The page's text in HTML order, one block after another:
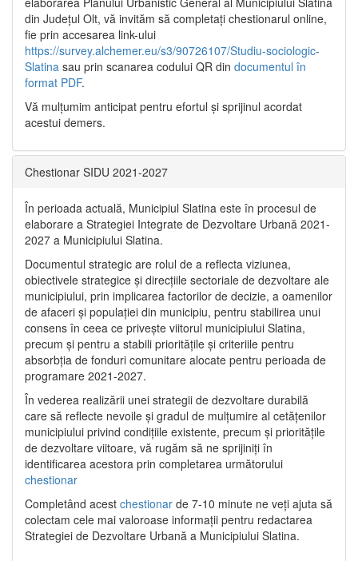
din Județul Olt, vă invităm să completați chestionarul online,
fie prin accesarea link-ului
https://survey.alchemer.eu/s3/90726107/Studiu-sociologic-
Slatina sau prin scanarea codului QR din documentul în
format PDF.
Vă mulţumim anticipat pentru efortul şi sprijinul acordat
acestui demers.
Chestionar SIDU 2021-2027
În perioada actuală, Municipiul Slatina este în procesul de
elaborare a Strategiei Integrate de Dezvoltare Urbană 2021‐
2027 a Municipiului Slatina.
Documentul strategic are rolul de a reflecta viziunea,
obiectivele strategice și direcțiile sectoriale de dezvoltare ale
municipiului, prin implicarea factorilor de decizie, a oamenilor
de afaceri și populației din municipiu, pentru stabilirea unui
consens în ceea ce privește viitorul municipiului Slatina,
precum și pentru a stabili prioritățile și criteriile pentru
absorbția de fonduri comunitare alocate pentru perioada de
programare 2021-2027.
În vederea realizării unei strategii de dezvoltare durabilă
care să reflecte nevoile și gradul de mulțumire al cetățenilor
municipiului privind condițiile existente, precum și prioritățile
de dezvoltare viitoare, vă rugăm să ne sprijiniți în
identificarea acestora prin completarea următorului
chestionar
Completând acest chestionar de 7-10 minute ne veți ajuta să
colectam cele mai valoroase informații pentru redactarea
Strategiei de Dezvoltare Urbană a Municipiului Slatina.